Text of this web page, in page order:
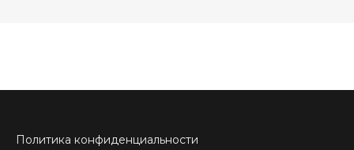
Политика конфиденциальности